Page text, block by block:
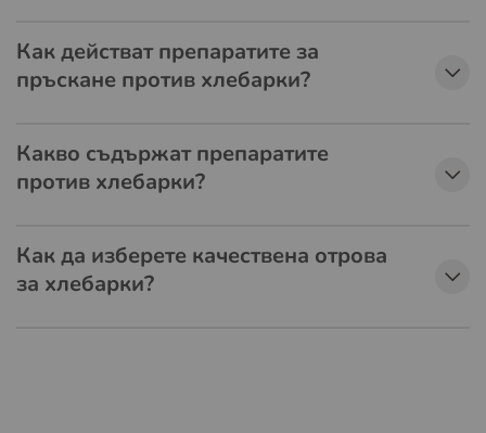
Как действат препаратите за
пръскане против хлебарки?
Какво съдържат препаратите
против хлебарки?
Как да изберете качествена отрова
за хлебарки?